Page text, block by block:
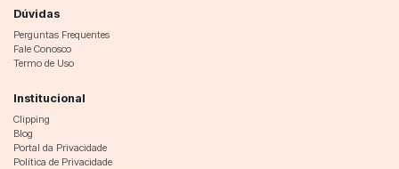
Dúvidas
Perguntas Frequentes
Fale Conosco
Termo de Uso
Institucional
Clipping
Blog
Portal da Privacidade
Política de Privacidade